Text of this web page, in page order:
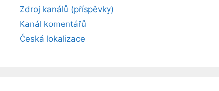
Zdroj kanálů (příspěvky)
Kanál komentářů
Česká lokalizace